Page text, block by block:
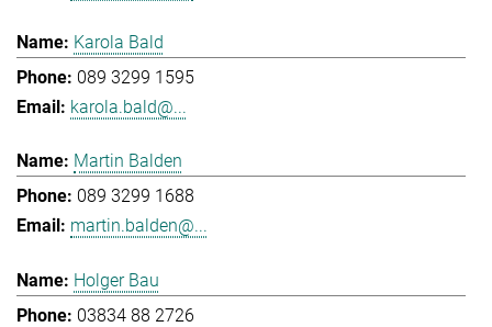
Karola Bald
089 3299 1595
karola.bald@...
Martin Balden
089 3299 1688
martin.balden@...
Holger Bau
03834 88 2726